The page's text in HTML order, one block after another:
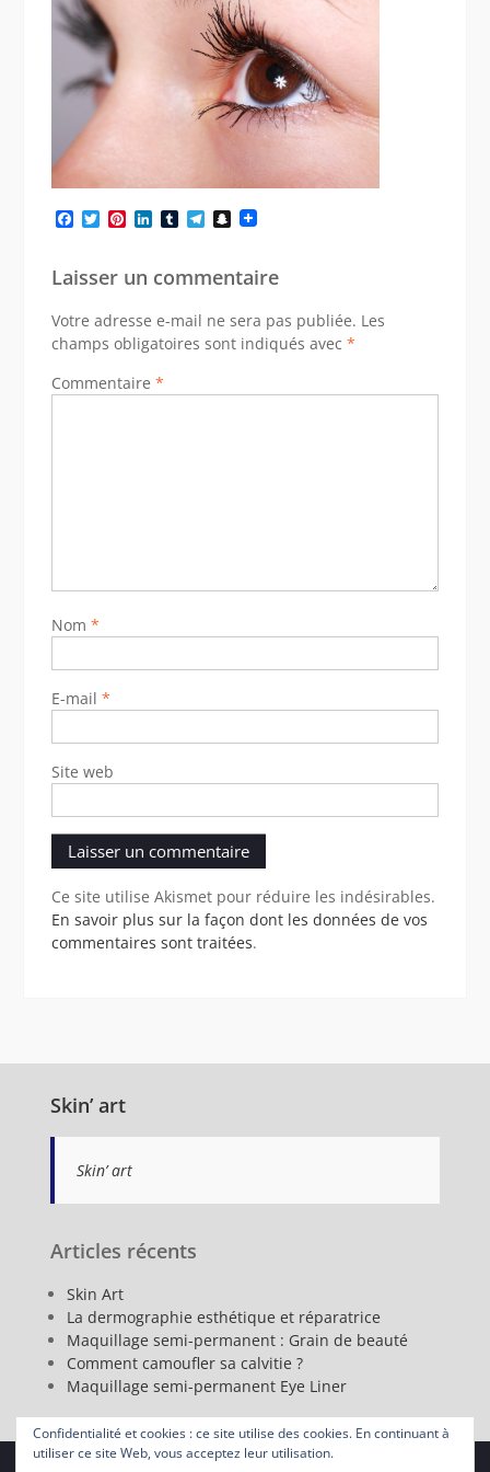
Laisser un commentaire
Votre adresse e-mail ne sera pas publiée. Les
champs obligatoires sont indiqués avec *
Commentaire *
Nom *
E-mail *
Site web
Ce site utilise Akismet pour réduire les indésirables.
En savoir plus sur la façon dont les données de vos
commentaires sont traitées.
Skin’ art
Skin’ art
Confidentialité et cookies : ce site utilise des cookies. En continuant à
utiliser ce site Web, vous acceptez leur utilisation.
Articles récents
Skin Art
La dermographie esthétique et réparatrice
Maquillage semi-permanent : Grain de beauté
Comment camoufler sa calvitie ?
Maquillage semi-permanent Eye Liner